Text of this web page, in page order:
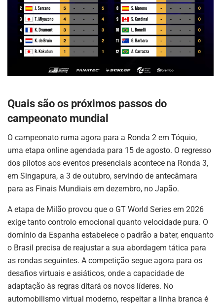
Quais são os próximos passos do
campeonato mundial
O campeonato ruma agora para a Ronda 2 em Tóquio,
uma etapa online agendada para 15 de agosto. O regresso
dos pilotos aos eventos presenciais acontece na Ronda 3,
em Singapura, a 3 de outubro, servindo de antecâmara
para as Finais Mundiais em dezembro, no Japão.
A etapa de Milão provou que o GT World Series em 2026
exige tanto controlo emocional quanto velocidade pura. O
domínio da Espanha estabelece o padrão a bater, enquanto
o Brasil precisa de reajustar a sua abordagem tática para
as rondas seguintes. A competição segue agora para os
desafios virtuais e asiáticos, onde a capacidade de
adaptação às regras ditará os novos líderes. No
automobilismo virtual moderno, respeitar a linha branca é